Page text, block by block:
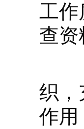
工作
查资
（
织，
作用